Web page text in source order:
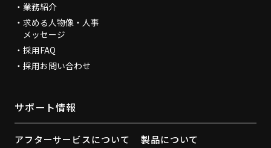
業務紹介
求める人物像・人事
メッセージ
採用FAQ
採用お問い合わせ
サポート情報
アフターサービスについて 製品について